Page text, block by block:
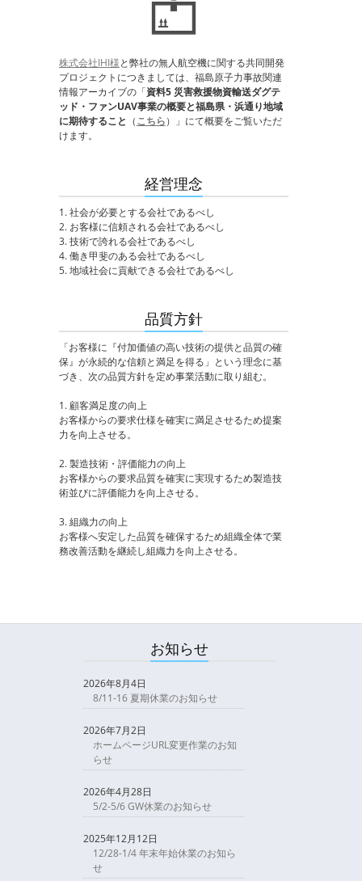
株式会社IHI様と弊社の無人航空機に関する共同開発
プロジェクトにつきましては、福島原子力事故関連
情報アーカイブの「資料5 災害救援物資輸送ダグテ
ッド・ファンUAV事業の概要と福島県・浜通り地域
に期待すること （こちら）」にて概要をご覧いただ
けます。
経営理念
1. 社会が必要とする会社であるべし
2. お客様に信頼される会社であるべし
3. 技術で誇れる会社であるべし
4. 働き甲斐のある会社であるべし
5. 地域社会に貢献できる会社であるべし
品質方針
「お客様に『付加価値の高い技術の提供と品質の確
保』が永続的な信頼と満足を得る」という理念に基
づき、次の品質方針を定め事業活動に取り組む。
1. 顧客満足度の向上
お客様からの要求仕様を確実に満足させるため提案
力を向上させる。
2. 製造技術・評価能力の向上
お客様からの要求品質を確実に実現するため製造技
術並びに評価能力を向上させる。
3. 組織力の向上
お客様へ安定した品質を確保するため組織全体で業
務改善活動を継続し組織力を向上させる。
お知らせ
2026年8月4日
8/11-16 夏期休業のお知らせ
2026年7月2日
ホームページURL変更作業のお知
らせ
2026年4月28日
5/2-5/6 GW休業のお知らせ
2025年12月12日
12/28-1/4 年末年始休業のお知ら
せ